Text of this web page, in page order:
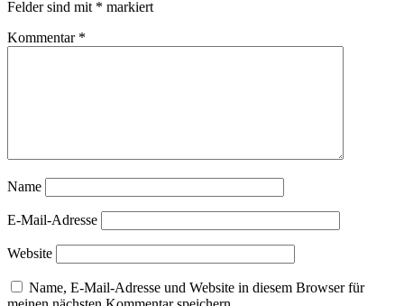
Felder sind mit * markiert
Kommentar *
Name
E-Mail-Adresse
Website
Name, E-Mail-Adresse und Website in diesem Browser für